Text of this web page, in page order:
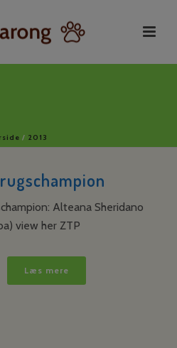
/ 2013
Alteana Sheridano
view her ZTP
Læs mere